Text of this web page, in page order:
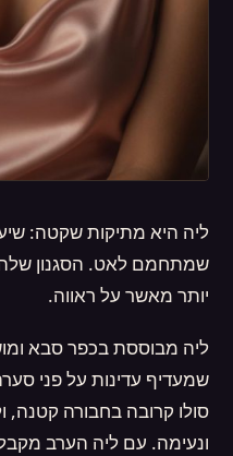
ליה היא מתיקות שקטה:
שמתחמם לאט. הסגנון שלה
יותר מאשר על ראווה.
ליה מבוססת בכפר סבא
שמעדיף עדינות על פני
סולו קרובה בחבורה קטנה,
ונעימה. עם ליה הערב